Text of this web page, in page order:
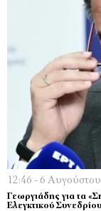
12:46 - 6
Γεωργιάδης για τα
Ελεγκτικού